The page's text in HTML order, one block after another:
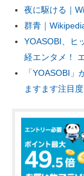
夜に駆ける｜
群青｜
YOASOBI、ヒ
経エンタメ！
「YOASOBI
ますます注目